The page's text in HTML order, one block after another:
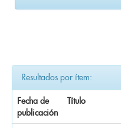
Resultados por ítem:
Fecha de
publicación
Título